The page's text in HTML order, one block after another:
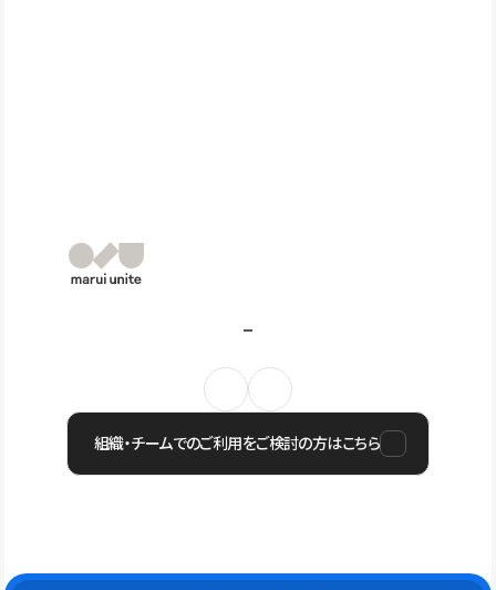
組織・チームでのご利用をご検討の方はこちら